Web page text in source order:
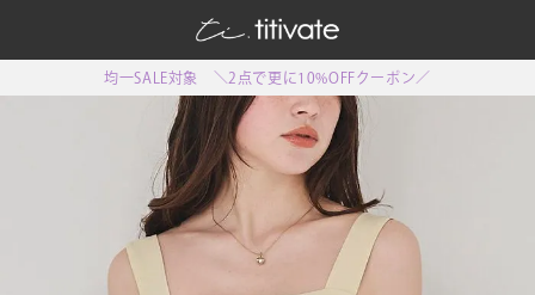
均一SALE対象 ＼2点で更に10%OFFクーポン／